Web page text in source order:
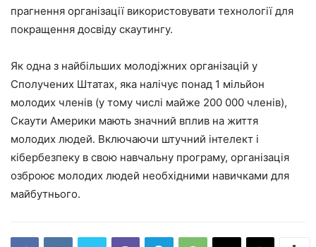
прагнення організації використовувати технології для
покращення досвіду скаутингу.
Як одна з найбільших молодіжних організацій у
Сполучених Штатах, яка налічує понад 1 мільйон
молодих членів (у тому числі майже 200 000 членів),
Скаути Америки мають значний вплив на життя
молодих людей. Включаючи штучний інтелект і
кібербезпеку в свою навчальну програму, організація
озброює молодих людей необхідними навичками для
майбутнього.